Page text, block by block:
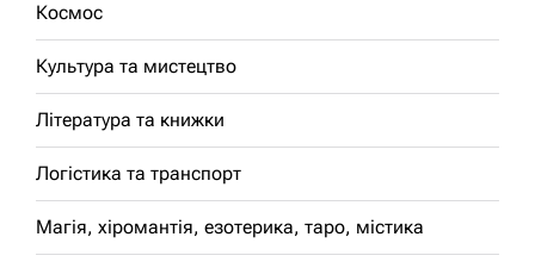
Космос
Культура та мистецтво
Література та книжки
Логістика та транспорт
Магія, хіромантія, езотерика, таро, містика